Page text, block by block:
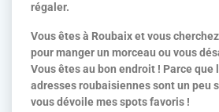
régaler.
Vous êtes à Roubaix et vous
pour manger un morceau ou vous
Vous êtes au bon endroit ! Parce que
adresses roubaisiennes sont un peu
vous dévoile mes spots favoris !